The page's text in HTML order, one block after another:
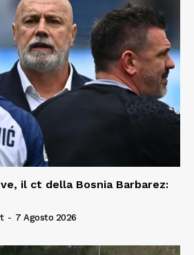
il ct della Bosnia Barbarez:
- 7 Agosto 2026